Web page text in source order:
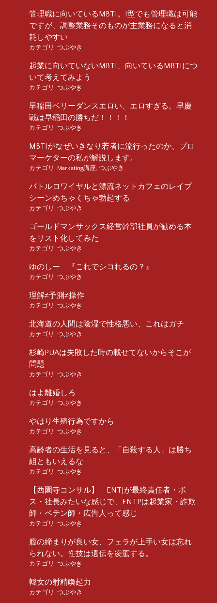
管理職に向いているMBTI。I型でも管理職は可能
ですが、調整業務そのものが主業務になると消
耗しやすい
カテゴリ: つぶやき
起業に向いていないMBTI、向いているMBTIにつ
いて考えてみよう
カテゴリ: つぶやき
早稲田ベリーダンスエロい、エロすぎる。早慶
戦は早稲田の勝ちだ！！！！
カテゴリ: つぶやき
MBTIがなぜいきなり若者に流行ったのか、プロ
マーケターの私が解説します。
カテゴリ: Marketing講座, つぶやき
バトルロワイヤルと漂流ネットカフェのレイプ
シーンめちゃくちゃ勃起する
カテゴリ: つぶやき
ゴールドマンサックス経営幹部社員が勧める本
をリスト化してみた
カテゴリ: つぶやき
ゆのしー 『これでシコれるの？』
カテゴリ: つぶやき
理解≠予測≠操作
カテゴリ: つぶやき
北海道の人間は陰湿で性格悪い、これはガチ
カテゴリ: つぶやき
杉崎PUAは失敗した時の載せてないからそこが
問題
カテゴリ: つぶやき
はよ離婚しろ
カテゴリ: つぶやき
やはり生殖行為ですから
カテゴリ: つぶやき
高齢者の生活を見ると、「自殺する人」は勝ち
組ともいえるな
カテゴリ: つぶやき
【西園寺コンサル】 ENTJが最終責任者・ボ
ス・社長みたいな感じで、ENTPは起業家・詐欺
師・ペテン師・広告人って感じ
カテゴリ: つぶやき
膣の締まりが良い女、フェラが上手い女は忘れ
られない。性技は遺伝を凌駕する。
カテゴリ: つぶやき
韓女の射精喚起力
カテゴリ: つぶやき